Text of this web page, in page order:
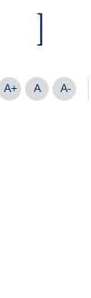
A+ A A-